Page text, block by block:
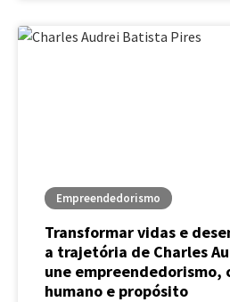
Empreendedorismo
Transformar vidas e
a trajetória de Charles
une empreendedorismo,
humano e propósito